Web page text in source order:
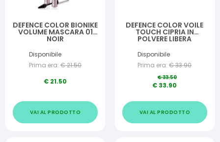
DEFENCE COLOR BIONIKE
VOLUME MASCARA 01
NOIR
Disponibile
Prima era: €21.50
€ 21.50
VAI AL PRODOTTO
DEFENCE COLOR VOILE
TOUCH CIPRIA IN
POLVERE LIBERA
Disponibile
Prima era: €33.90
€33.50
€ 33.90
VAI AL PRODOTTO